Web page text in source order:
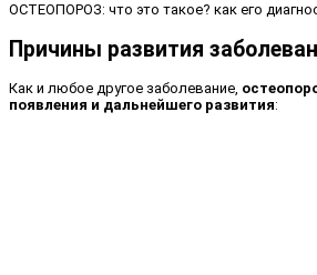
ОСТЕОПОРОЗ: что это такое? как его
Причины развития
Как и любое другое заболевание,
появления и дальнейшего развития: